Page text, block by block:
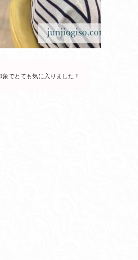
でとても気に入りました！